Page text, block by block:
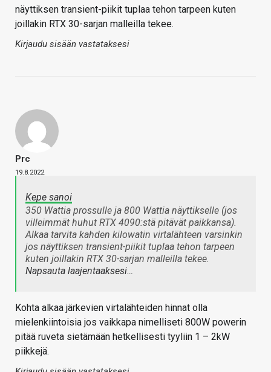
näyttiksen transient-piikit tuplaa tehon tarpeen kuten
joillakin RTX 30-sarjan malleilla tekee.
Kirjaudu sisään vastataksesi
Prc
19.8.2022
Kepe sanoi
350 Wattia prossulle ja 800 Wattia näyttikselle (jos
villeimmät huhut RTX 4090:stä pitävät paikkansa).
Alkaa tarvita kahden kilowatin virtalähteen varsinkin
jos näyttiksen transient-piikit tuplaa tehon tarpeen
kuten joillakin RTX 30-sarjan malleilla tekee.
Napsauta laajentaaksesi…
Kohta alkaa järkevien virtalähteiden hinnat olla
mielenkiintoisia jos vaikkapa nimelliseti 800W powerin
pitää ruveta sietämään hetkellisesti tyyliin 1 – 2kW
piikkejä.